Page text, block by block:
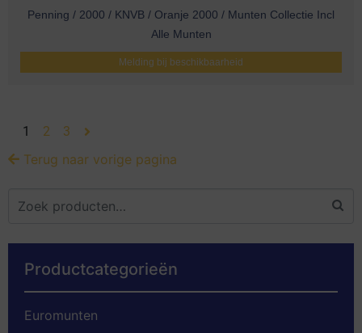
Penning / 2000 / KNVB / Oranje 2000 / Munten Collectie Incl
Alle Munten
Melding bij beschikbaarheid
1 2 3
Terug naar vorige pagina
Productcategorieën
Euromunten